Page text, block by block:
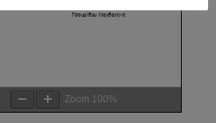
Zoom 100%